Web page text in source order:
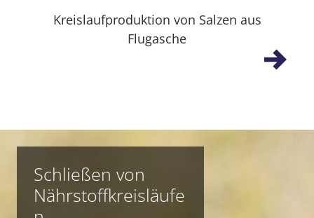
Kreislaufproduktion von Salzen aus
Flugasche
Schließen von
Nährstoffkreisläufe